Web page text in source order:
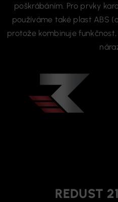
poškrábáním. Pro prvky
používáme také plast ABS
protože kombinuje
REDUST